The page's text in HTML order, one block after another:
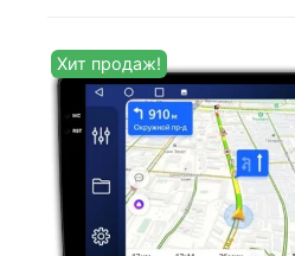
Хит продаж!